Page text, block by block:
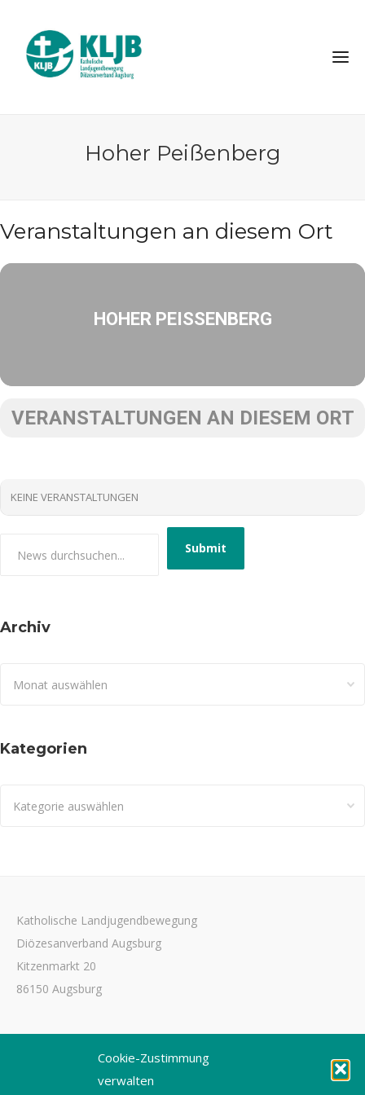
Cookie-Zustimmung
verwalten
Hoher Peißenberg
Veranstaltungen an diesem Ort
HOHER PEISSENBERG
VERANSTALTUNGEN AN DIESEM ORT
KEINE VERANSTALTUNGEN
Archiv
Kategorien
Katholische Landjugendbewegung
Diözesanverband Augsburg
Kitzenmarkt 20
86150 Augsburg
Fax 0821 3166-3459
E-Mail: dioezesanstelle@kljb-augsburg.de